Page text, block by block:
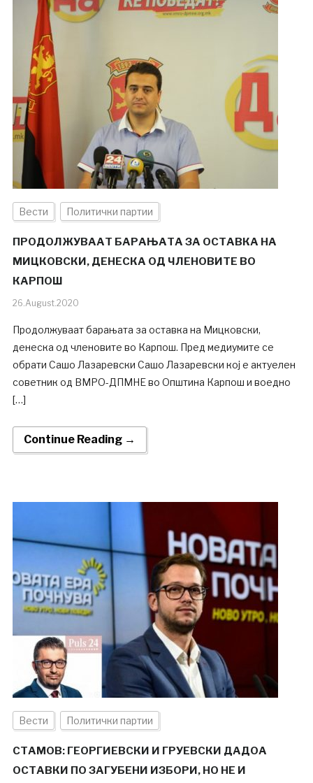
Вести Политички партии
ПРОДОЛЖУВААТ БАРАЊАТА ЗА ОСТАВКА НА
МИЦКОВСКИ, ДЕНЕСКА ОД ЧЛЕНОВИТЕ ВО
КАРПОШ
26.August.2020
Продолжуваат барањата за оставка на Мицковски,
денеска од членовите во Карпош. Пред медиумите се
обрати Сашо Лазаревски Сашо Лазаревски кој е актуелен
советник од ВМРО-ДПМНЕ во Општина Карпош и воедно
[…]
Continue Reading →
Вести Политички партии
СТАМОВ: ГЕОРГИЕВСКИ И ГРУЕВСКИ ДАДОА
ОСТАВКИ ПО ЗАГУБЕНИ ИЗБОРИ, НО НЕ И